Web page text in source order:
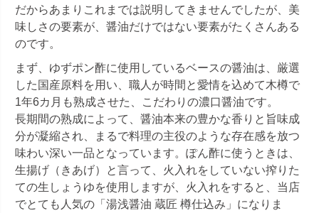
だからあまりこれまでは説明してきませんでしたが、美
味しさの要素が、醤油だけではない要素がたくさんある
のです。
まず、ゆずポン酢に使用しているベースの醤油は、厳選
した国産原料を用い、職人が時間と愛情を込めて木樽で
1年6カ月も熟成させた、こだわりの濃口醤油です。
長期間の熟成によって、醤油本来の豊かな香りと旨味成
分が凝縮され、まるで料理の主役のような存在感を放つ
味わい深い一品となっています。ぽん酢に使うときは、
生揚げ（きあげ）と言って、火入れをしていない搾りた
ての生しょうゆを使用しますが、火入れをすると、当店
でとても人気の「湯浅醤油 蔵匠 樽仕込み」になりま